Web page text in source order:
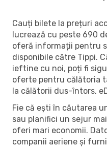
Cauți bilete la prețuri
lucrează cu peste 690
oferă informații pentru
disponibile către Tippi.
ieftine cu noi, poți fi
oferte pentru călătoria
la călătorii dus-întors,
Fie că ești în căutarea
sau planifici un sejur
oferi mari economii.
companii aeriene și